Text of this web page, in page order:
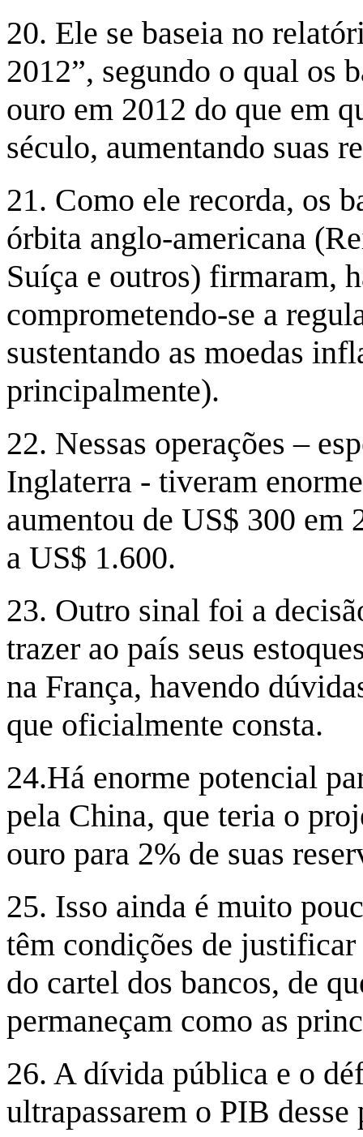
20. Ele se baseia no
2012”, segundo o qual os
ouro em 2012 do que em
século, aumentando suas
21. Como ele recorda, os
órbita anglo-americana
Suíça e outros) firmaram,
comprometendo-se a
sustentando as moedas
principalmente).
22. Nessas operações –
Inglaterra - tiveram
aumentou de US$ 300 em
a US$ 1.600.
23. Outro sinal foi a
trazer ao país seus
na França, havendo
que oficialmente consta.
24.Há enorme potencial
pela China, que teria o
ouro para 2% de suas
25. Isso ainda é muito
têm condições de
do cartel dos bancos, de
permaneçam como as
26. A dívida pública e o
ultrapassarem o PIB